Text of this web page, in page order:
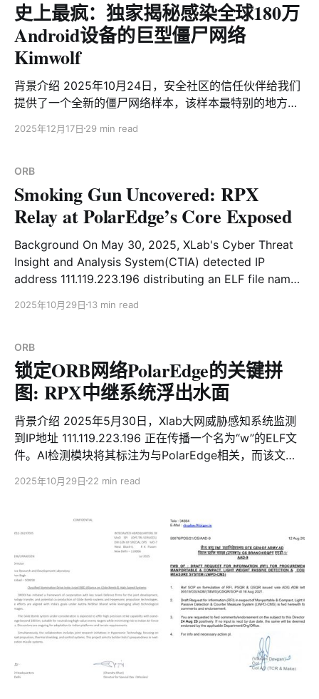
史上最疯：独家揭秘感染全球180万
Android设备的巨型僵尸网络
Kimwolf
背景介绍 2025年10月24日，安全社区的信任伙伴给我们
提供了一个全新的僵尸网络样本，该样本最特别的地方是
彼时在Cloudflare 域名流行度排名中位列第2，一周之后
第一。毫无疑问这是一个超级大规模的僵尸网络，基于样
本运行时输出的信息以及使用wolfssl库，我们将它命名为
Kimwolf. Kimwolf 是一个使用 NDK 编译的僵尸网络，除
具备典型的 DDoS 攻击能力外，还集成了代理转发、反向
Shell 和文件管理等功能。从整体架构来看，其功能设计
并不复杂，但其中仍有一些值得关注的亮点：例如，该样
本采用了简单而有效的栈异或（Stack XOR）操作对敏感
数据进行加密；同时利用 DNS over TLS（DoT）协议封
装 DNS 请求，以规避传统安全检测。此外，其 C2 身份
验签通过后才接受通信指令。近期更引入EtherHiding技
术以区块链域名对抗处置，
2025年12月17日 29 min read
ORB
Smoking Gun Uncovered: RPX
Relay at PolarEdge’s Core Exposed
Background On May 30, 2025, XLab's Cyber Threat
Insight and Analysis System(CTIA) detected IP
address 111.119.223.196 distributing an ELF file named
PolarEdge-related, yet it returned zero positive hits
2025年10月29日 13 min read
ORB
锁定ORB网络PolarEdge的关键拼
图: RPX中继系统浮出水面
背景介绍 2025年5月30日，Xlab大网威胁感知系统监测
到IP地址 111.119.223.196 正在传播一个名为“w”的ELF文
件。AI检测模块将其标注为与PolarEdge相关，而该文件
PolarEdge是否已悄然启动新一轮活动的猜测。带着好
前从未被公开记录的组件RPX_Client浮出水面。该组件的
主要功能是将受控设备接入指定C2节点的代理池，为其提
供代理服务，并支持远程命令执行。 PolarEdge由安全厂
商Sekoia于2025年2月25日首次披露。该威胁利用存在
漏洞的IoT，边缘网络设备，并结合购买的VPS，疑似构建
一个“运营中继盒子”（Operational Relay Boxes, ORB）
网络，用以协助实施各类网络犯罪活动。ORB网络在功能
上类似住宅代理，它的核心目标并非直接实施破坏性攻
击，而是致力于长期潜伏与流量混淆，属于典型的基础服
务型恶意架构。 ORB网络在规避检测，隐藏网络攻击的来
2025年10月29日 22 min read